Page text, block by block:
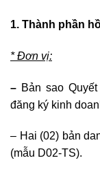
1. Thành phần
* Đơn vị:
– Bản sao
đăng ký kinh
– Hai (02) bản
(mẫu D02-TS).